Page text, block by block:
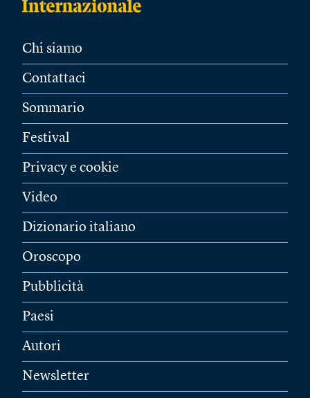
Chi siamo
Contattaci
Sommario
Festival
Privacy e cookie
Video
Dizionario italiano
Oroscopo
Pubblicità
Paesi
Autori
Newsletter